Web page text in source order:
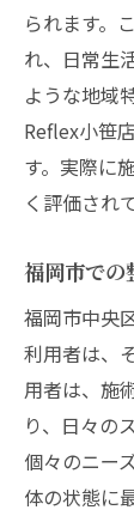
整
られます。
れ、日常生
ような地域
Reflex小笹
す。実際に
く評価され
福岡市での
福岡市中央
利用者は、
用者は、施
り、日々の
個々のニー
体の状態に